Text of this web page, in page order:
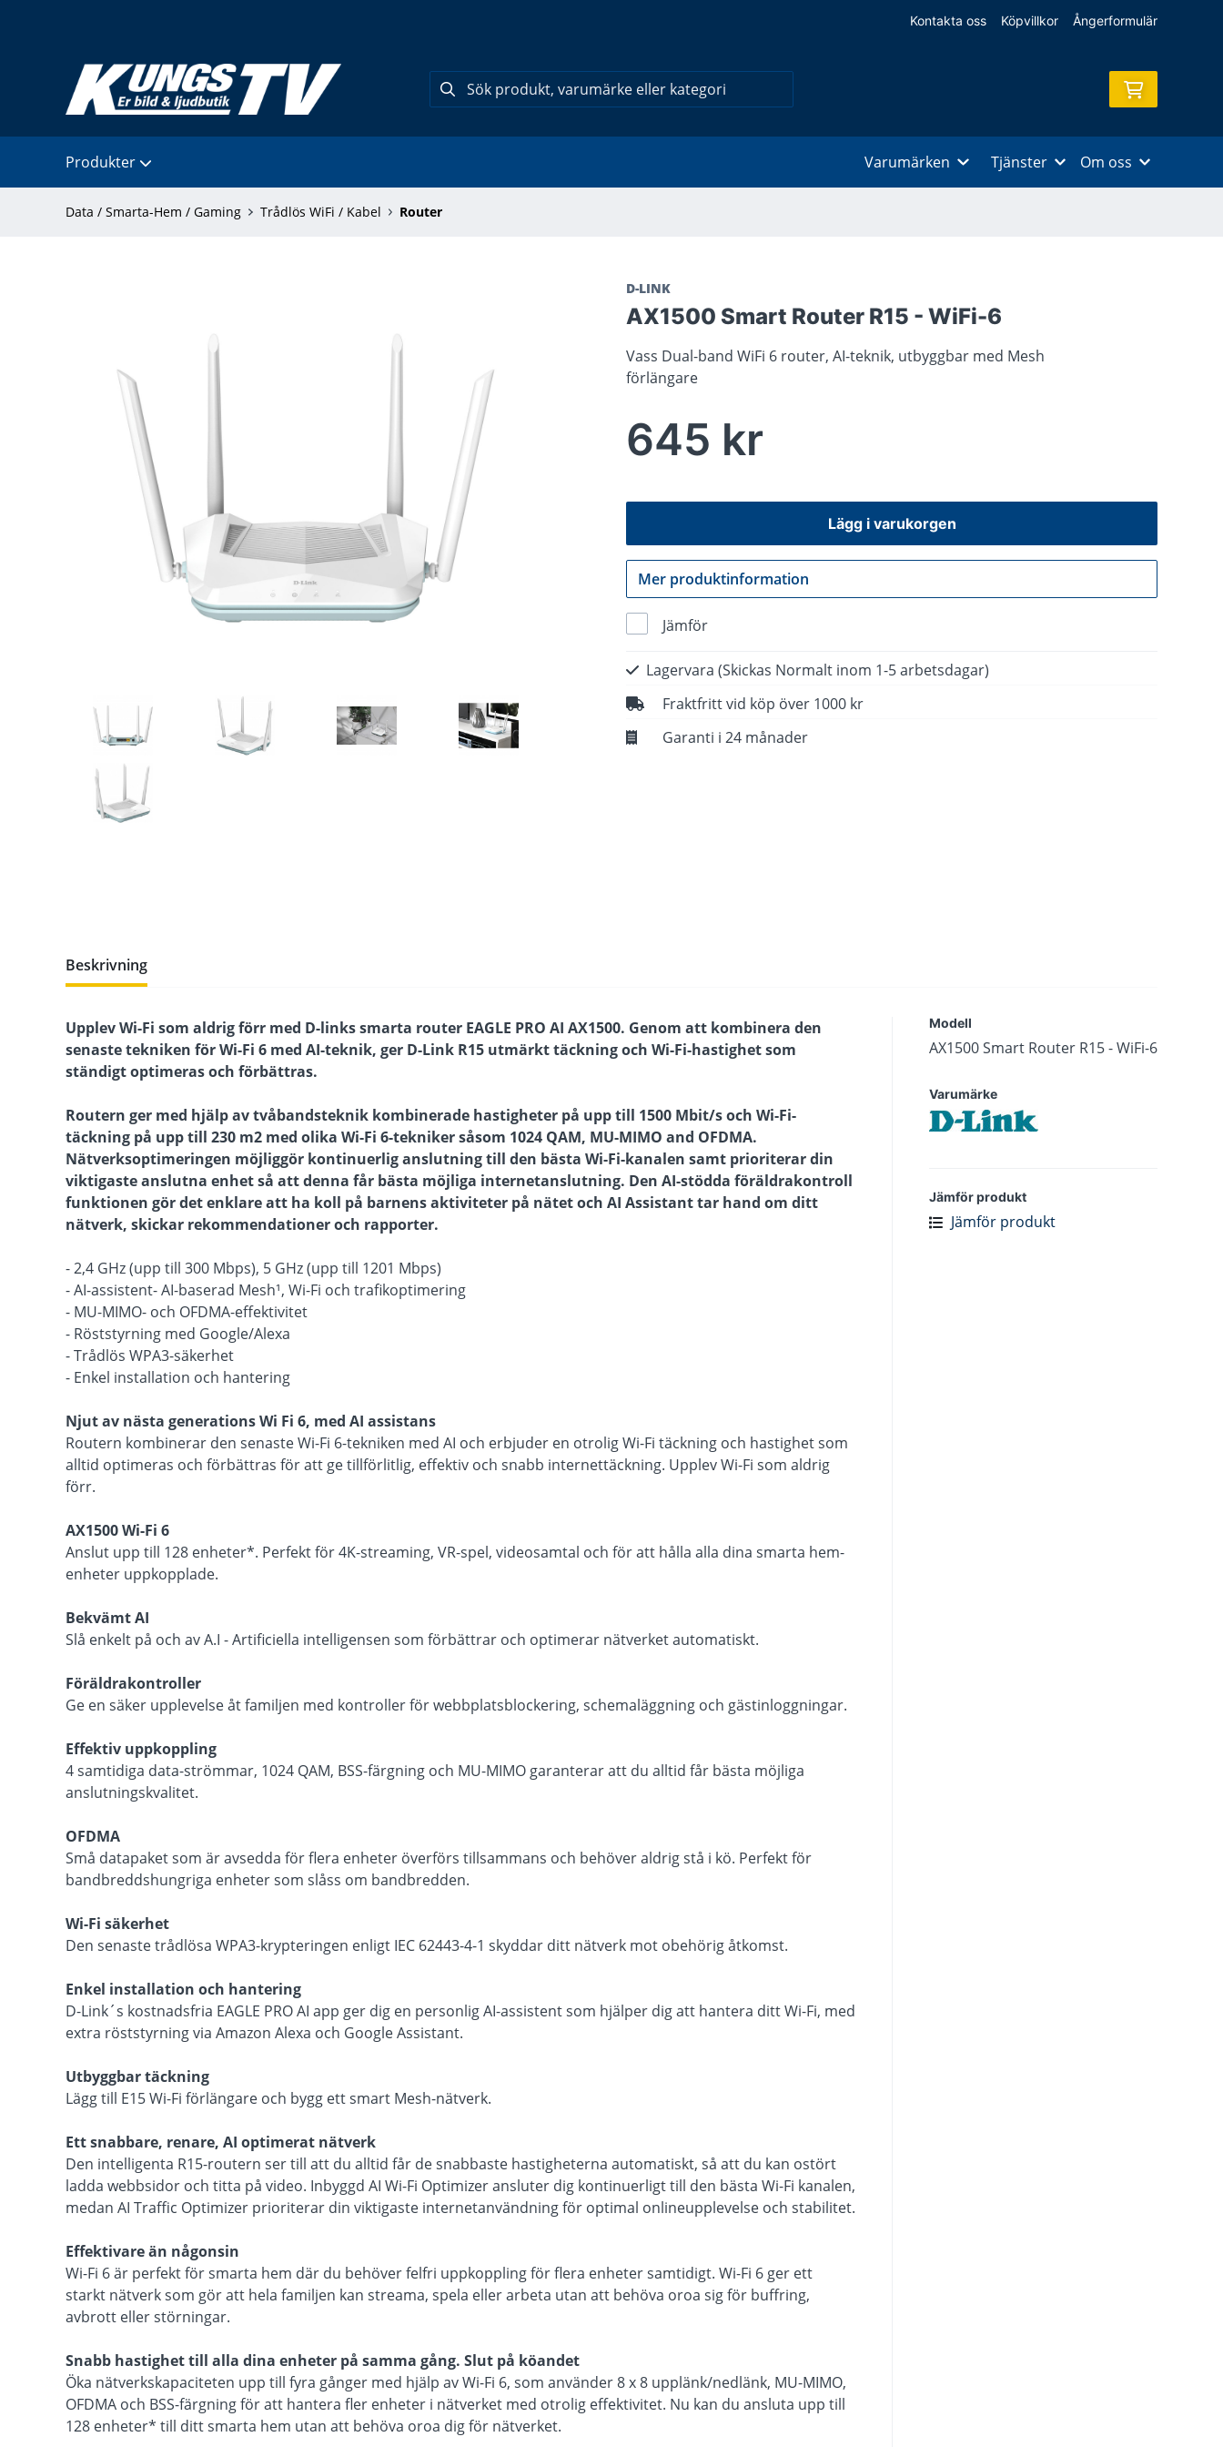
Kontakta oss Köpvillkor Ångerformulär
Produkter Varumärken Tjänster Om oss
Data / Smarta-Hem / Gaming Trådlös WiFi / Kabel Router
D-LINK
AX1500 Smart Router R15 - WiFi-6
Vass Dual-band WiFi 6 router, AI-teknik, utbyggbar med Mesh
förlängare
645 kr
Lägg i varukorgen
Mer produktinformation
Jämför
Lagervara (Skickas Normalt inom 1-5 arbetsdagar)
Fraktfritt vid köp över 1000 kr
Garanti i 24 månader
Beskrivning
Upplev Wi-Fi som aldrig förr med D-links smarta router EAGLE PRO AI AX1500. Genom att kombinera den
senaste tekniken för Wi-Fi 6 med AI-teknik, ger D-Link R15 utmärkt täckning och Wi-Fi-hastighet som
ständigt optimeras och förbättras.
Routern ger med hjälp av tvåbandsteknik kombinerade hastigheter på upp till 1500 Mbit/s och Wi-Fi-
täckning på upp till 230 m2 med olika Wi-Fi 6-tekniker såsom 1024 QAM, MU-MIMO and OFDMA.
Nätverksoptimeringen möjliggör kontinuerlig anslutning till den bästa Wi-Fi-kanalen samt prioriterar din
viktigaste anslutna enhet så att denna får bästa möjliga internetanslutning. Den AI-stödda föräldrakontroll
funktionen gör det enklare att ha koll på barnens aktiviteter på nätet och AI Assistant tar hand om ditt
nätverk, skickar rekommendationer och rapporter.
- 2,4 GHz (upp till 300 Mbps), 5 GHz (upp till 1201 Mbps)
- AI-assistent- AI-baserad Mesh¹, Wi-Fi och trafikoptimering
- MU-MIMO- och OFDMA-effektivitet
- Röststyrning med Google/Alexa
- Trådlös WPA3-säkerhet
- Enkel installation och hantering
Njut av nästa generations Wi Fi 6, med AI assistans
Routern kombinerar den senaste Wi-Fi 6-tekniken med AI och erbjuder en otrolig Wi-Fi täckning och hastighet som
alltid optimeras och förbättras för att ge tillförlitlig, effektiv och snabb internettäckning. Upplev Wi-Fi som aldrig
förr.
AX1500 Wi-Fi 6
Anslut upp till 128 enheter*. Perfekt för 4K-streaming, VR-spel, videosamtal och för att hålla alla dina smarta hem-
enheter uppkopplade.
Bekvämt AI
Slå enkelt på och av A.I - Artificiella intelligensen som förbättrar och optimerar nätverket automatiskt.
Föräldrakontroller
Ge en säker upplevelse åt familjen med kontroller för webbplatsblockering, schemaläggning och gästinloggningar.
Effektiv uppkoppling
4 samtidiga data-strömmar, 1024 QAM, BSS-färgning och MU-MIMO garanterar att du alltid får bästa möjliga
anslutningskvalitet.
OFDMA
Små datapaket som är avsedda för flera enheter överförs tillsammans och behöver aldrig stå i kö. Perfekt för
bandbreddshungriga enheter som slåss om bandbredden.
Wi-Fi säkerhet
Den senaste trådlösa WPA3-krypteringen enligt IEC 62443-4-1 skyddar ditt nätverk mot obehörig åtkomst.
Enkel installation och hantering
D-Link´s kostnadsfria EAGLE PRO AI app ger dig en personlig AI-assistent som hjälper dig att hantera ditt Wi-Fi, med
extra röststyrning via Amazon Alexa och Google Assistant.
Utbyggbar täckning
Lägg till E15 Wi-Fi förlängare och bygg ett smart Mesh-nätverk.
Ett snabbare, renare, AI optimerat nätverk
Den intelligenta R15-routern ser till att du alltid får de snabbaste hastigheterna automatiskt, så att du kan ostört
ladda webbsidor och titta på video. Inbyggd AI Wi-Fi Optimizer ansluter dig kontinuerligt till den bästa Wi-Fi kanalen,
medan AI Traffic Optimizer prioriterar din viktigaste internetanvändning för optimal onlineupplevelse och stabilitet.
Effektivare än någonsin
Wi-Fi 6 är perfekt för smarta hem där du behöver felfri uppkoppling för flera enheter samtidigt. Wi-Fi 6 ger ett
starkt nätverk som gör att hela familjen kan streama, spela eller arbeta utan att behöva oroa sig för buffring,
avbrott eller störningar.
Snabb hastighet till alla dina enheter på samma gång. Slut på köandet
Öka nätverkskapaciteten upp till fyra gånger med hjälp av Wi-Fi 6, som använder 8 x 8 upplänk/nedlänk, MU-MIMO,
OFDMA och BSS-färgning för att hantera fler enheter i nätverket med otrolig effektivitet. Nu kan du ansluta upp till
128 enheter* till ditt smarta hem utan att behöva oroa dig för nätverket.
Modell
AX1500 Smart Router R15 - WiFi-6
Varumärke
Jämför produkt
Jämför produkt